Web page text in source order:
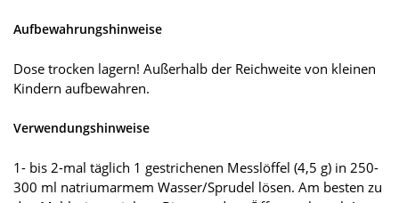
Aufbewahrungshinweise
Dose trocken lagern! Außerhalb der Reichweite von kleinen
Kindern aufbewahren.
Verwendungshinweise
1- bis 2-mal täglich 1 gestrichenen Messlöffel (4,5 g) in 250-
300 ml natriumarmem Wasser/Sprudel lösen. Am besten zu